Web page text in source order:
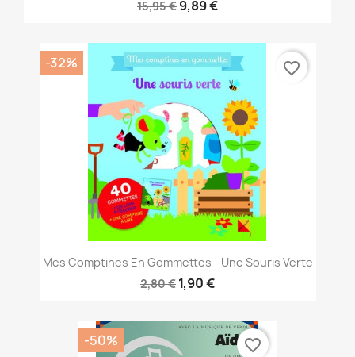
15,95 € 9,89 €
Mes Comptines En Gommettes - Une Souris Verte
2,80 € 1,90 €
-32% favorite_border
-50% favorite_border